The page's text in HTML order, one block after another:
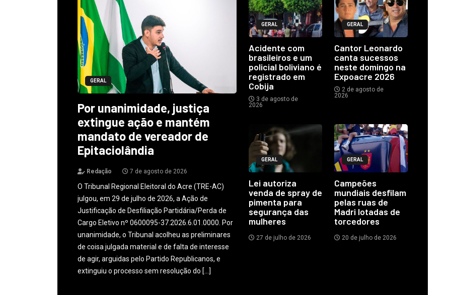
GERAL
Por unanimidade, justiça
extingue ação e mantém
mandato de vereador de
Epitaciolândia
Redação 7 de agosto de 2026
O Tribunal Regional Eleitoral do Acre (TRE-AC)
julgou, em 29 de julho de 2026, a Ação de
Justificação de Desfiliação Partidária/Perda de
Cargo Eletivo nº 0600095-37.2026.6.01.0000. Por
unanimidade, o Tribunal acolheu as preliminares
de coisa julgada material e de falta de interesse
de agir, arguidas pelo Partido Republicanos, e
extinguiu o processo sem resolução do […]
GERAL
Acidente com
brasileiros e um
policial boliviano é
registrado em
Cobija
3 de agosto de
2026
GERAL
Cantor Leonardo
canta sucessos
neste domingo na
Expoacre 2026
2 de agosto de
2026
GERAL
Lei autoriza
venda de spray de
pimenta para
segurança das
mulheres
27 de julho de 2026
GERAL
Campeões
mundiais desfilam
pelas ruas de
Madri lotadas de
torcedores
20 de julho de 2026